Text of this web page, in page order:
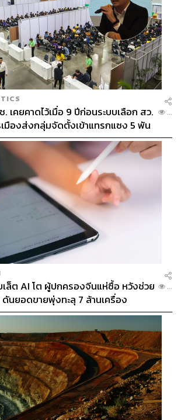
เคยคาดไว้เมื่อ 9 ปีก่อนระบบเลือก สว.
เมืองส่งกลุ่มจัดตั้งเข้าแทรกแซง 5 พัน
...
ล็ต AI โต ผู้ปกครองจีนแห่ซื้อ หวังช่วย
นยอดขายพุ่งทะลุ 7 ล้านเครื่อง
...